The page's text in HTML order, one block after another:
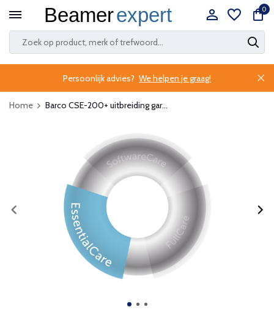
0
Persoonlijk advies? We helpen je graag!
Home Barco CSE-200+ uitbreiding gar...